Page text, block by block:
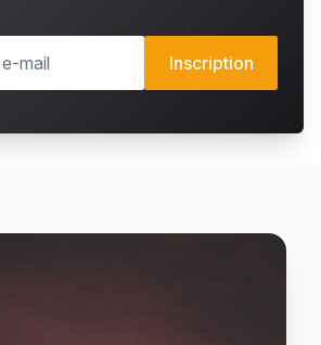
Inscription